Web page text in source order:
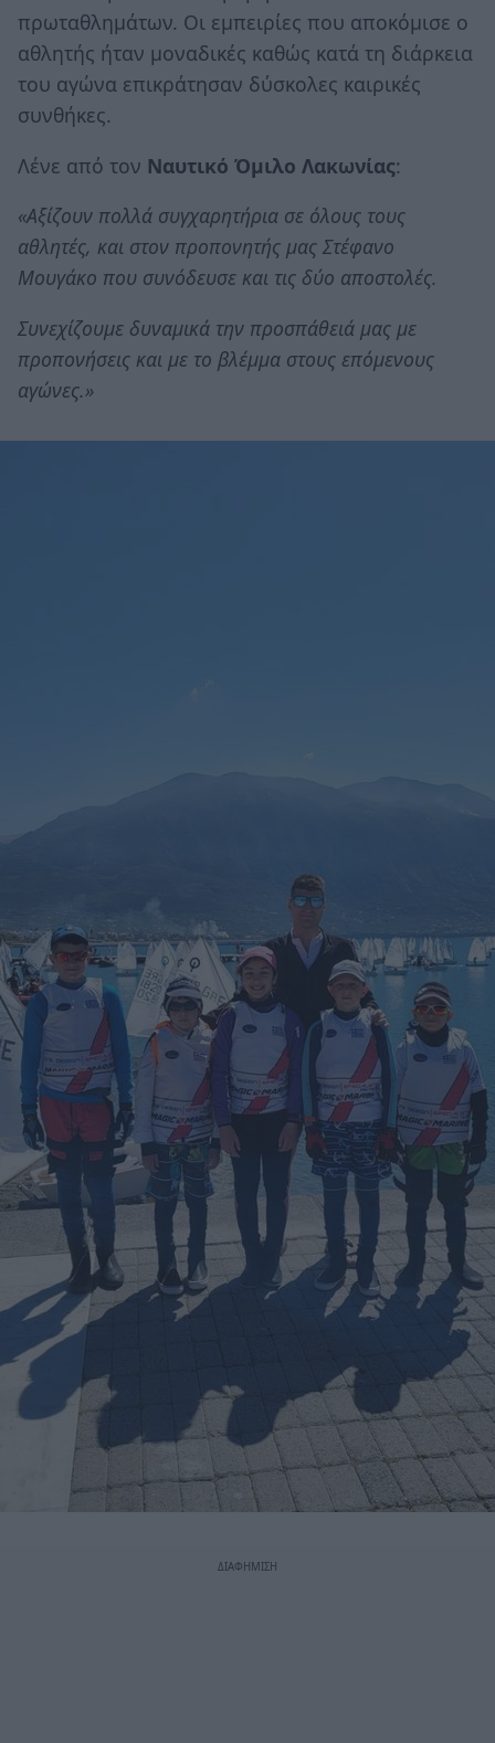
πρωταθλημάτων. Οι εμπειρίες που αποκόμισε ο
αθλητής ήταν μοναδικές καθώς κατά τη διάρκεια
του αγώνα επικράτησαν δύσκολες καιρικές
συνθήκες.
Λένε από τον Ναυτικό Όμιλο Λακωνίας:
«Αξίζουν πολλά συγχαρητήρια σε όλους τους
αθλητές, και στον προπονητής μας Στέφανο
Μουγάκο που συνόδευσε και τις δύο αποστολές.
Συνεχίζουμε δυναμικά την προσπάθειά μας με
προπονήσεις και με το βλέμμα στους επόμενους
αγώνες.»